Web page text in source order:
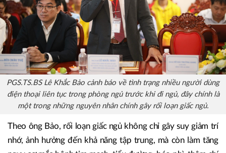
PGS.TS.BS Lê Khắc Bảo cảnh báo về tình trạng nhiều người dùng
điện thoại liên tục trong phòng ngủ trước khi đi ngủ, đây chính là
một trong những nguyên nhân chính gây rối loạn giấc ngủ.
Theo ông Bảo, rối loạn giấc ngủ không chỉ gây suy giảm trí
nhớ, ảnh hưởng đến khả năng tập trung, mà còn làm tăng